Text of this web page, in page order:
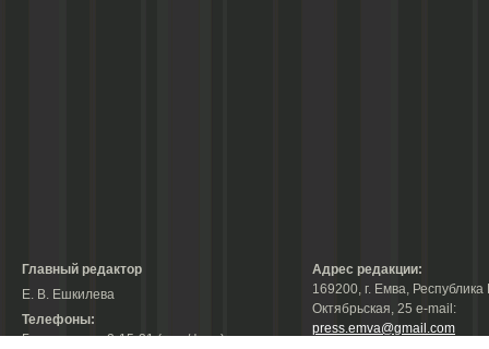
Главный редактор
Е. В. Ешкилева
Телефоны:
Гл. редактор: 2-15-31 (тел./факс);
Адрес редакции:
169200, г. Емва, Республика
Октябрьская, 25 е-mail:
press.emva@gmail.com